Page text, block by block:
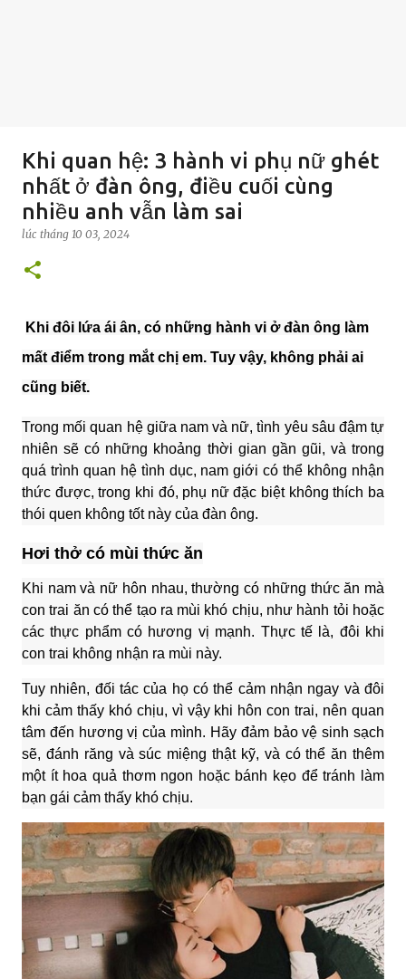
Khi quan hệ: 3 hành vi phụ nữ ghét
nhất ở đàn ông, điều cuối cùng
nhiều anh vẫn làm sai
lúc tháng 10 03, 2024
Khi đôi lứa ái ân, có những hành vi ở đàn ông làm
mất điểm trong mắt chị em. Tuy vậy, không phải ai
cũng biết.
Trong mối quan hệ giữa nam và nữ, tình yêu sâu đậm tự
nhiên sẽ có những khoảng thời gian gần gũi, và trong
quá trình quan hệ tình dục, nam giới có thể không nhận
thức được, trong khi đó, phụ nữ đặc biệt không thích ba
thói quen không tốt này của đàn ông.
Hơi thở có mùi thức ăn
Khi nam và nữ hôn nhau, thường có những thức ăn mà
con trai ăn có thể tạo ra mùi khó chịu, như hành tỏi hoặc
các thực phẩm có hương vị mạnh. Thực tế là, đôi khi
con trai không nhận ra mùi này.
Tuy nhiên, đối tác của họ có thể cảm nhận ngay và đôi
khi cảm thấy khó chịu, vì vậy khi hôn con trai, nên quan
tâm đến hương vị của mình. Hãy đảm bảo vệ sinh sạch
sẽ, đánh răng và súc miệng thật kỹ, và có thể ăn thêm
một ít hoa quả thơm ngon hoặc bánh kẹo để tránh làm
bạn gái cảm thấy khó chịu.